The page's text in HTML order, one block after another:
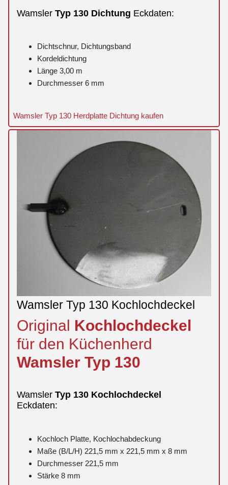
Wamsler Typ 130 Dichtung Eckdaten:
Dichtschnur, Dichtungsband
Kordeldichtung
Länge 3,00 m
Durchmesser 6 mm
Wamsler Typ 130 Herdplatte Dichtung kaufen
Wamsler Typ 130 Kochlochdeckel
Original Kochlochdeckel
für den Küchenherd
Wamsler Typ 130
Wamsler Typ 130 Kochlochdeckel
Eckdaten:
Kochloch Platte, Kochlochabdeckung
Maße (B/L/H) 221,5 mm x 221,5 mm x 8 mm
Durchmesser 221,5 mm
Stärke 8 mm